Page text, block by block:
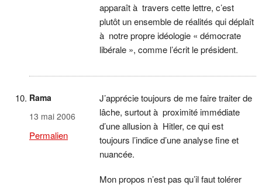
apparaît à travers cette lettre, c’est
plutôt un ensemble de réalités qui déplaît
à notre propre idéologie « démocrate
libérale », comme l’écrit le président.
Rama
13 mai 2006
Permalien
J’apprécie toujours de me faire traiter de
lâche, surtout à proximité immédiate
d’une allusion à Hitler, ce qui est
toujours l’indice d’une analyse fine et
nuancée.
Mon propos n’est pas qu’il faut tolérer